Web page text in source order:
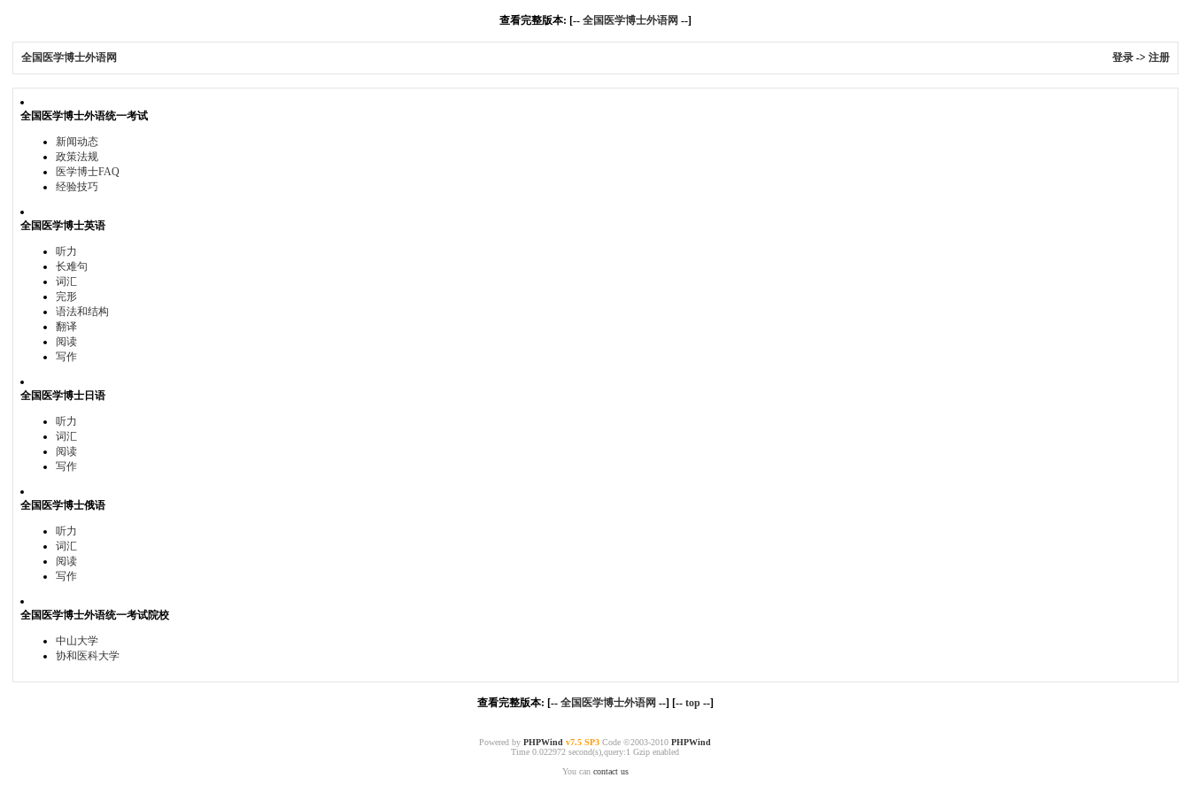
查看完整版本: [-- 全国医学博士外语网 --]
全国医学博士外语网 登录-> 注册
全国医学博士外语统一考试
新闻动态
政策法规
医学博士FAQ
经验技巧
全国医学博士英语
听力
长难句
词汇
完形
语法和结构
翻译
阅读
写作
全国医学博士日语
听力
词汇
阅读
写作
全国医学博士俄语
听力
词汇
阅读
写作
全国医学博士外语统一考试院校
中山大学
协和医科大学
查看完整版本: [-- 全国医学博士外语网 --] [-- top--]
Powered by PHPWind v7.5 SP3 Code ©2003-2010 PHPWind
Time 0.022972 second(s),query:1 Gzip enabled
You can contact us